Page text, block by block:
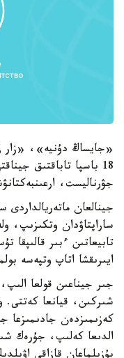
«جايساڭ دۇنيە»، «زار
18 باسپا تاباقتىق
جۋرناليست،
جينالعان ماتەريالداردى
ساراپتاۋدان وتكىزىپ،
تابيعاتىن ءبىر قالىپقا
ايىرىقشا اتاپ وتپەسە
جىر جيناعىن قولعا
شىركىن، قيانعا كەتتى.
كەزىمىزدەن جادىمىزعا
الدىعا كەلىپ، جۇرەك